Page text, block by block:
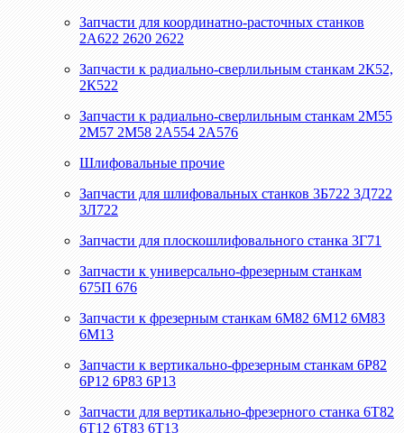
Запчасти для координатно-расточных станков
2А622 2620 2622
Запчасти к радиально-сверлильным станкам 2К52,
2К522
Запчасти к радиально-сверлильным станкам 2М55
2М57 2М58 2А554 2А576
Шлифовальные прочие
Запчасти для шлифовальных станков 3Б722 3Д722
3Л722
Запчасти для плоскошлифовального станка 3Г71
Запчасти к универсально-фрезерным станкам
675П 676
Запчасти к фрезерным станкам 6М82 6М12 6М83
6М13
Запчасти к вертикально-фрезерным станкам 6Р82
6Р12 6Р83 6Р13
Запчасти для вертикально-фрезерного станка 6Т82
6Т12 6Т83 6Т13